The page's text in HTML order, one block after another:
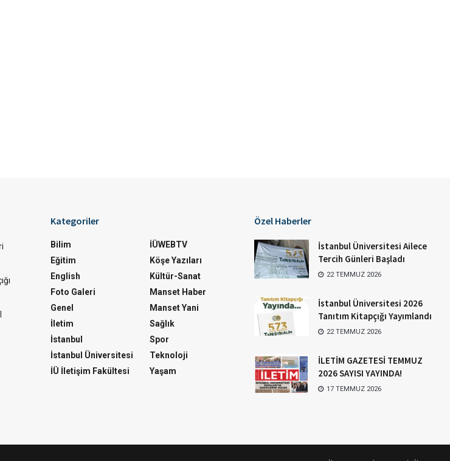
Kategoriler
Bilim
Eğitim
English
Foto Galeri
Genel
İletim
İstanbul
İstanbul Üniversitesi
İÜ İletişim Fakültesi
İÜWEBTV
Köşe Yazıları
Kültür-Sanat
Manset Haber
Manset Yani
Sağlık
Spor
Teknoloji
Yaşam
Özel Haberler
İstanbul Üniversitesi Ailece
Tercih Günleri Başladı
22 TEMMUZ 2026
İstanbul Üniversitesi 2026
Tanıtım Kitapçığı Yayımlandı
22 TEMMUZ 2026
İLETİM GAZETESİ TEMMUZ
2026 SAYISI YAYINDA!
17 TEMMUZ 2026